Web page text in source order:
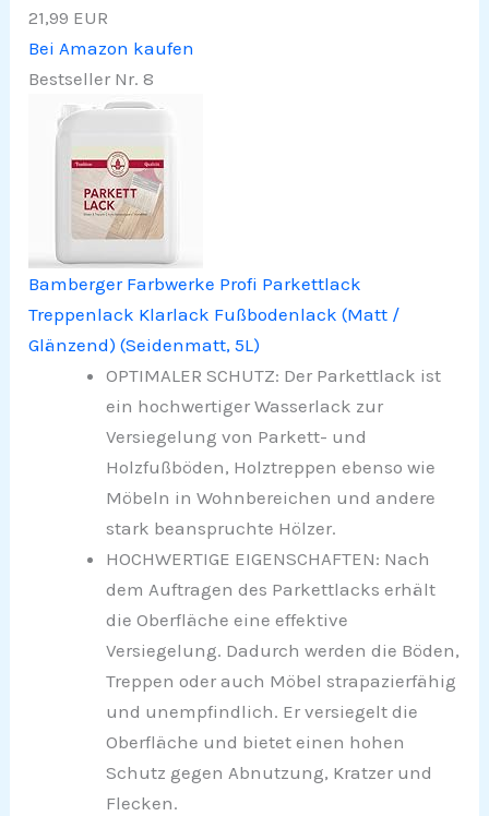
21,99 EUR
Bei Amazon kaufen
Bestseller Nr. 8
Bamberger Farbwerke Profi Parkettlack
Treppenlack Klarlack Fußbodenlack (Matt /
Glänzend) (Seidenmatt, 5L)
OPTIMALER SCHUTZ: Der Parkettlack ist
ein hochwertiger Wasserlack zur
Versiegelung von Parkett- und
Holzfußböden, Holztreppen ebenso wie
Möbeln in Wohnbereichen und andere
stark beanspruchte Hölzer.
HOCHWERTIGE EIGENSCHAFTEN: Nach
dem Auftragen des Parkettlacks erhält
die Oberfläche eine effektive
Versiegelung. Dadurch werden die Böden,
Treppen oder auch Möbel strapazierfähig
und unempfindlich. Er versiegelt die
Oberfläche und bietet einen hohen
Schutz gegen Abnutzung, Kratzer und
Flecken.